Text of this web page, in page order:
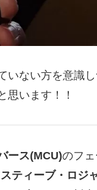
いない方を意識
思います！！
ース(MCU)のフ
スティーブ・ロジ